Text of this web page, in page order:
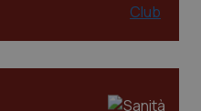
.info.quotidianosanitaclub.it
59